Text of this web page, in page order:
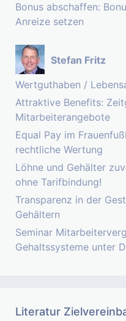
Bonus abschaffen:
Anreize setzen
Stefan Fritz
Wertguthaben /
Attraktive Benefits:
Mitarbeiterangebote
Equal Pay im
rechtliche Wertung
Löhne und Gehälter
ohne Tarifbindung!
Transparenz in der
Gehältern
Seminar
Gehaltssysteme unter
Literatur